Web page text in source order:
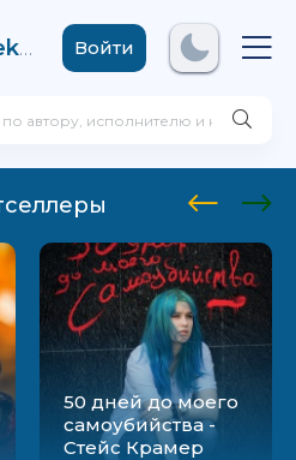
Online-biblioteka .comВойти
50 дней до моего
самоубийства -
Стейс Крамер